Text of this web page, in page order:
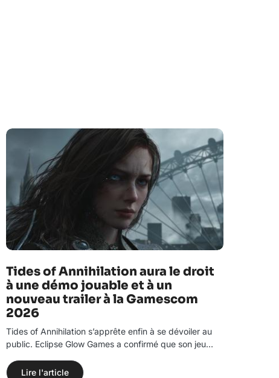
Tides of Annihilation aura le droit
à une démo jouable et à un
nouveau trailer à la Gamescom
2026
Tides of Annihilation s’apprête enfin à se dévoiler au
public. Eclipse Glow Games a confirmé que son jeu…
Lire l'article